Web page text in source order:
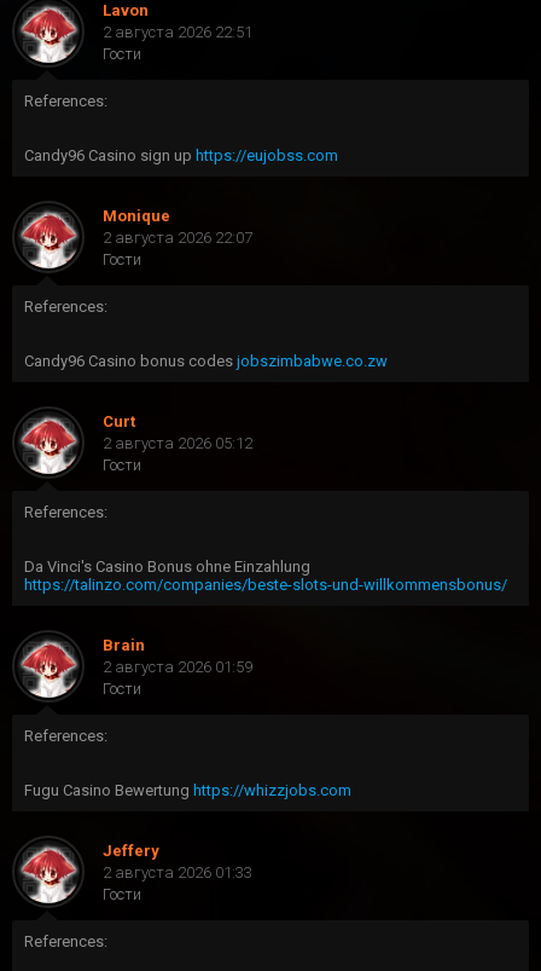
Lavon
2 августа 2026 22:51
Гости
References:
Candy96 Casino sign up https://eujobss.com
Monique
2 августа 2026 22:07
Гости
References:
Candy96 Casino bonus codes jobszimbabwe.co.zw
Curt
2 августа 2026 05:12
Гости
References:
Da Vinci's Casino Bonus ohne Einzahlung
https://talinzo.com/companies/beste-slots-und-willkommensbonus/
Brain
2 августа 2026 01:59
Гости
References:
Fugu Casino Bewertung https://whizzjobs.com
Jeffery
2 августа 2026 01:33
Гости
References: